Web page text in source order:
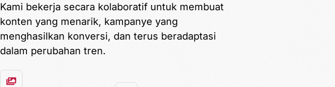
Kami bekerja secara kolaboratif untuk membuat
konten yang menarik, kampanye yang
menghasilkan konversi, dan terus beradaptasi
dalam perubahan tren.